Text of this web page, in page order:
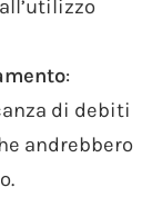
:
di debiti
andrebbero